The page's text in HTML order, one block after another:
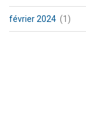
février 2024 (1)